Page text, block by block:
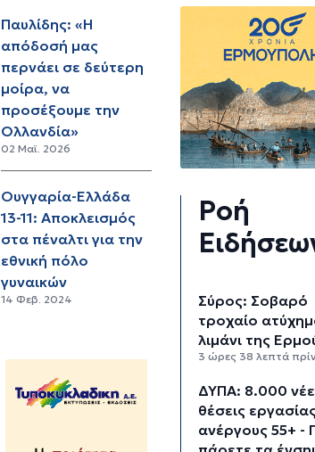
Παυλίδης: «Η
απόδοσή μας
περνάει σε δεύτερη
μοίρα, να
προσέξουμε την
Ολλανδία»
02 Μαϊ. 2026
Ουγγαρία-Ελλάδα
13-11: Αποκλεισμός
στα πέναλτι για την
εθνική πόλο
γυναικών
14 Φεβ. 2024
Ροή
Σύρος: Σοβαρό
τροχαίο
λιμάνι της
3 ώρες 38 λεπτά
ΔΥΠΑ: 8.000
θέσεις
ανέργους 55+ -